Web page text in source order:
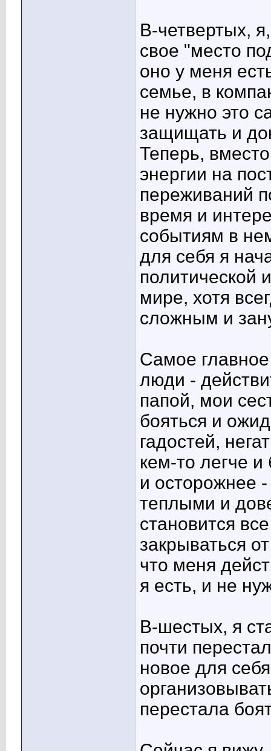
В-четвертых,
свое "место
оно у меня
семье, в
не нужно это
защищать и
Теперь,
энергии на
переживаний
время и
событиям в
для себя я
политической
мире, хотя
сложным и
Самое
люди -
папой, мои
бояться и
гадостей,
кем-то легче
и осторожнее
теплыми и
становится
закрываться
что меня
я есть, и не
В-шестых, я
почти
новое для
перестала